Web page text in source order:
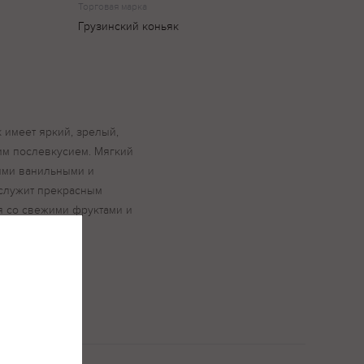
Торговая марка
Грузинский коньяк
имеет яркий, зрелый,
послевкусием. Мягкий
ванильными и
прекрасным
со свежими фруктами и